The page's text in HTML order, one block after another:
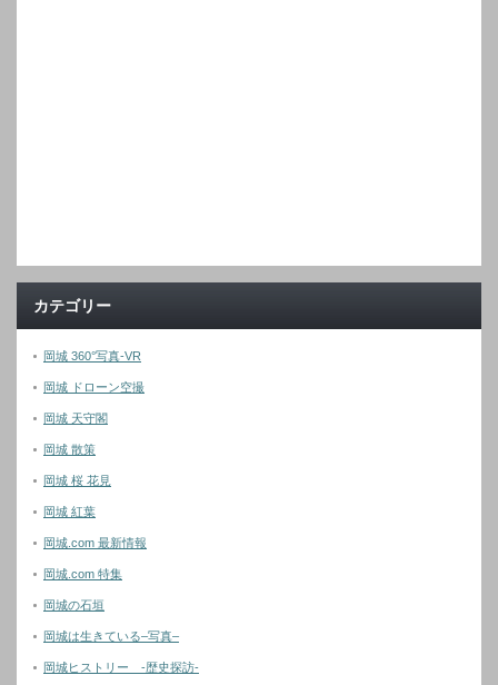
カテゴリー
岡城 360°写真-VR
岡城 ドローン空撮
岡城 天守閣
岡城 散策
岡城 桜 花見
岡城 紅葉
岡城.com 最新情報
岡城.com 特集
岡城の石垣
岡城は生きている–写真–
岡城ヒストリー -歴史探訪-